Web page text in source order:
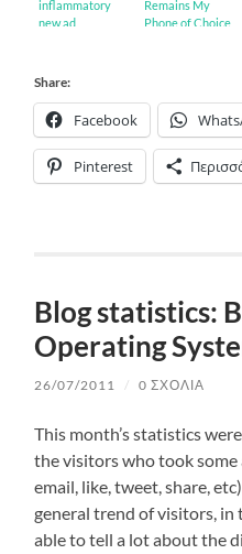
inflammatory
new ad
Remains My
Phone of Choice
Share:
Facebook
Pinterest
Blog statistics:
Operating
26/07/2011 / 0 ΣΧΌΛΙΑ
This month’s statistics
the visitors who took
email, like, tweet, share,
general trend of visitors, in
able to tell a lot about the